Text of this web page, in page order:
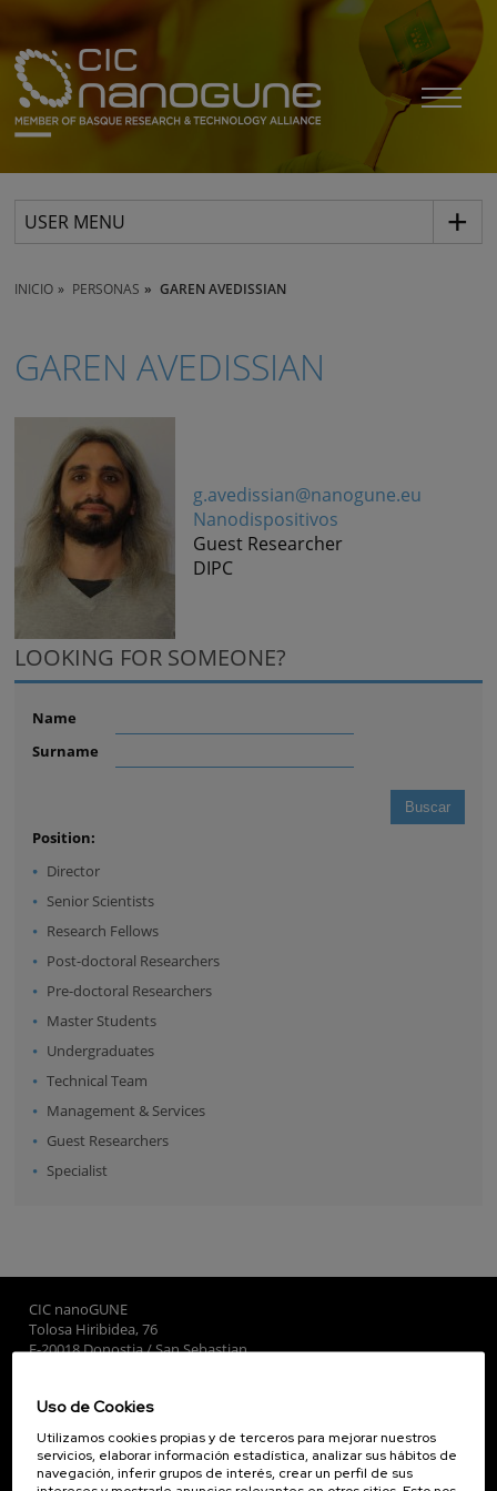
USER MENU
INICIO PERSONAS GAREN AVEDISSIAN
GAREN AVEDISSIAN
g.avedissian@nanogune.eu
Nanodispositivos
Guest Researcher
DIPC
LOOKING FOR SOMEONE?
Name
Surname
Position:
Director
Senior Scientists
Research Fellows
Post-doctoral Researchers
Pre-doctoral Researchers
Master Students
Undergraduates
Technical Team
Management & Services
Guest Researchers
Specialist
CIC nanoGUNE
Tolosa Hiribidea, 76
E-20018 Donostia / San Sebastian
Subscribe to our Newsletter
nanoGUNE
Uso de Cookies
Utilizamos cookies propias y de terceros para mejorar nuestros
servicios, elaborar información estadística, analizar sus hábitos de
navegación, inferir grupos de interés, crear un perfil de sus